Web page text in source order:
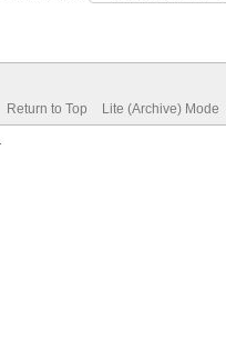
Return to Top Lite (Archive) Mode